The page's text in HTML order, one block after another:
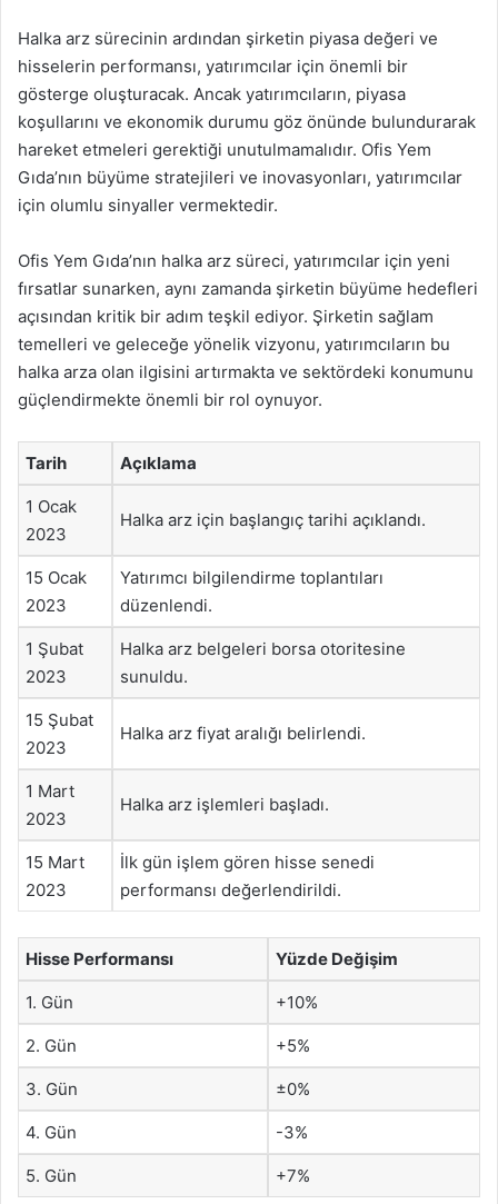
Halka arz sürecinin ardından şirketin piyasa değeri ve
hisselerin performansı, yatırımcılar için önemli bir
gösterge oluşturacak. Ancak yatırımcıların, piyasa
koşullarını ve ekonomik durumu göz önünde bulundurarak
hareket etmeleri gerektiği unutulmamalıdır. Ofis Yem
Gıda’nın büyüme stratejileri ve inovasyonları, yatırımcılar
için olumlu sinyaller vermektedir.
Ofis Yem Gıda’nın halka arz süreci, yatırımcılar için yeni
fırsatlar sunarken, aynı zamanda şirketin büyüme hedefleri
açısından kritik bir adım teşkil ediyor. Şirketin sağlam
temelleri ve geleceğe yönelik vizyonu, yatırımcıların bu
halka arza olan ilgisini artırmakta ve sektördeki konumunu
güçlendirmekte önemli bir rol oynuyor.
Tarih Açıklama
1 Ocak
2023
Halka arz için başlangıç tarihi açıklandı.
15 Ocak
2023
Yatırımcı bilgilendirme toplantıları
düzenlendi.
1 Şubat
2023
Halka arz belgeleri borsa otoritesine
sunuldu.
15 Şubat
2023
Halka arz fiyat aralığı belirlendi.
1 Mart
2023
Halka arz işlemleri başladı.
15 Mart
2023
İlk gün işlem gören hisse senedi
performansı değerlendirildi.
Hisse Performansı Yüzde Değişim
1. Gün +10%
2. Gün +5%
3. Gün ±0%
4. Gün -3%
5. Gün +7%